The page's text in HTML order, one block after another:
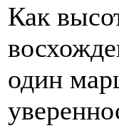
Как
один